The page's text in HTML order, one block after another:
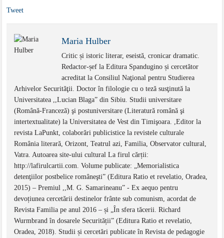
Tweet
Maria Hulber
Critic și istoric literar, eseistă, cronicar dramatic.
Redactor-șef la Editura Spandugino și cercetător
acreditat la Consiliul Naţional pentru Studierea
Arhivelor Securităţii. Doctor în filologie cu o teză susţinută la
Universitatea ,,Lucian Blaga” din Sibiu. Studii universitare
(Română-Franceză) şi postuniversitare (Literatură română şi
intertextualitate) la Universitatea de Vest din Timişoara. ,Editor la
revista LaPunkt, colaborări publicistice la revistele culturale
România literară, Orizont, Teatrul azi, Familia, Observator cultural,
Vatra. Autoarea site-ului cultural La firul cărții:
http://lafirulcartii.com. Volume publicate: „Memorialistica
detenţiilor postbelice româneşti” (Editura Ratio et revelatio, Oradea,
2015) – Premiul ,,M. G. Samarineanu” - Ex aequo pentru
devoțiunea cercetării destinelor frânte sub comunism, acordat de
Revista Familia pe anul 2016 – și „În sfera tăcerii. Richard
Wurmbrand în dosarele Securității” (Editura Ratio et revelatio,
Oradea, 2018). Studii și cercetări publicate în Revista de pedagogie